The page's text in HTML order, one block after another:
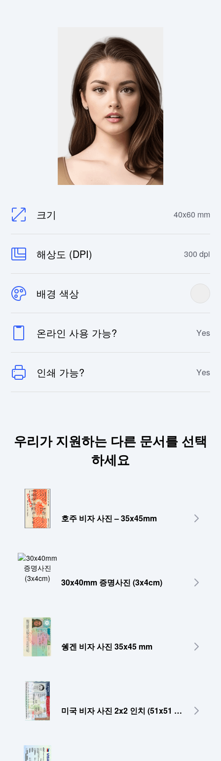
크기 40x60 mm
해상도 (DPI) 300 dpi
배경 색상
온라인 사용 가능? Yes
인쇄 가능? Yes
우리가 지원하는 다른 문서를 선택
하세요
호주 비자 사진 – 35x45mm
30x40mm 증명사진 (3x4cm)
쉥겐 비자 사진 35x45 mm
미국 비자 사진 2x2 인치 (51x51 mm)